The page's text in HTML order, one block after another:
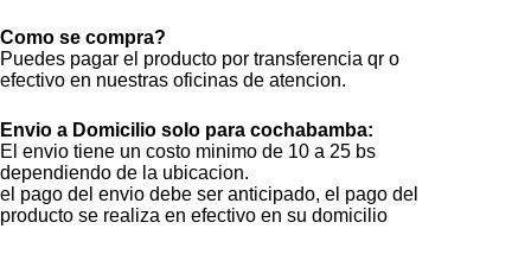
Como se compra?
Puedes pagar el producto por transferencia qr o
efectivo en nuestras oficinas de atencion.
Envio a Domicilio solo para cochabamba:
El envio tiene un costo minimo de 10 a 25 bs
dependiendo de la ubicacion.
el pago del envio debe ser anticipado, el pago del
producto se realiza en efectivo en su domicilio